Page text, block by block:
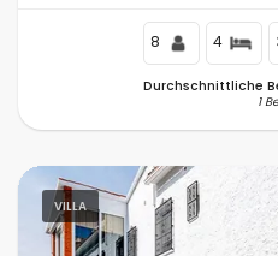
8 4
Durchschnittliche
1
VILLA